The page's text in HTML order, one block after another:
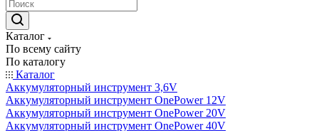
Каталог
По всему сайту
По каталогу
Каталог
Аккумуляторный инструмент 3,6V
Аккумуляторный инструмент OnePower 12V
Аккумуляторный инструмент OnePower 20V
Аккумуляторный инструмент OnePower 40V